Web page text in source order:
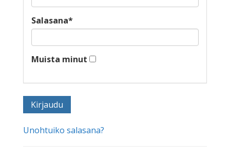
Salasana*
Muista minut
Unohtuiko salasana?